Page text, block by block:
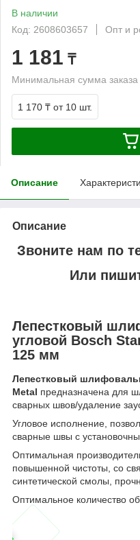
В наличии
Код: 2608603657
Опт и
1 181 ₸
Минимальная сумма
1 170 ₸ от 10 шт.
Описание
Описание
Звоните нам по
Или
Лепестковый
угловой Bosch
125 мм
Лепестковый
Metal предназначена для
сварных швов/удаление
Угловое исполнение,
сварные швы с
Оптимальная
повышенной чистоты, со
синтетической смолы,
Оптимальное количество